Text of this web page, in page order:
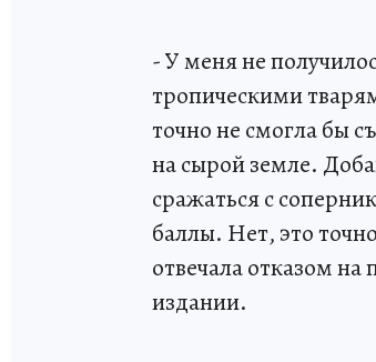
- У меня не
тропическими
точно не смогла бы
на сырой земле.
сражаться с
баллы. Нет, это
отвечала отказом
издании.